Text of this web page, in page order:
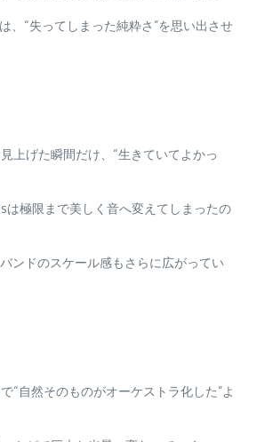
、“失ってしまった純粋さ”を思い出させ
上げた瞬間だけ、“生きていてよかっ
は極限まで美しく音へ変えてしまったの
ンドのスケール感もさらに広がってい
“自然そのものがオーケストラ化した”よ